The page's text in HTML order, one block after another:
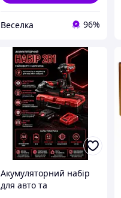
Веселка 96%
Акумуляторний набір
для авто та